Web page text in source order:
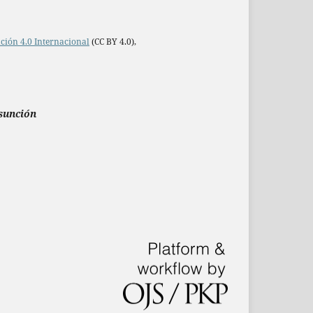
4.0 Internacional(CC BY 4.0),